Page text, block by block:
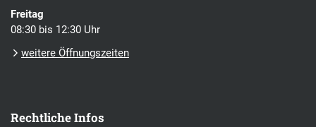
Freitag
08:30 bis 12:30 Uhr
weitere Öffnungszeiten
Rechtliche Infos